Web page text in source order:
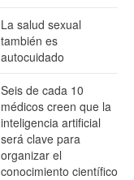
La salud sexual
también es
autocuidado
Seis de cada 10
médicos creen que la
inteligencia artificial
será clave para
organizar el
conocimiento científico